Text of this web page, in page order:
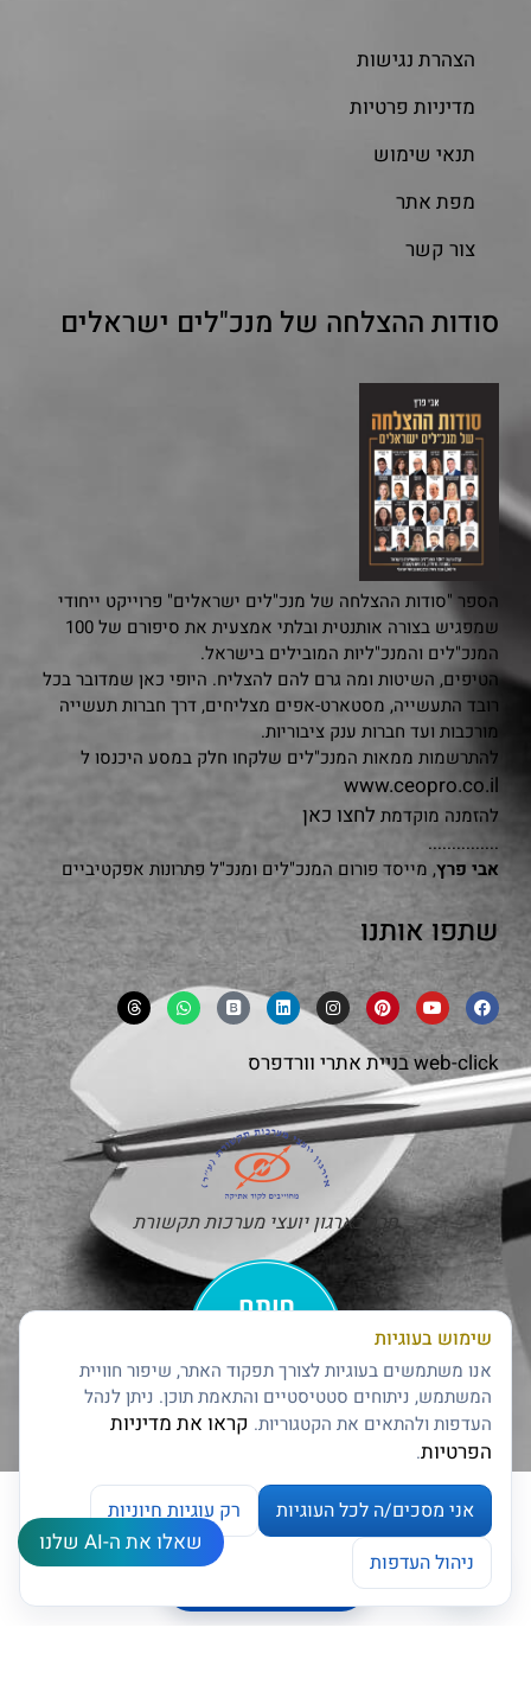
הצהרת נגישות
מדיניות פרטיות
תנאי שימוש
מפת אתר
צור קשר
סודות ההצלחה של מנכ"לים ישראלים
הספר "סודות ההצלחה של מנכ"לים ישראלים" פרוייקט ייחודי
שמפגיש בצורה אותנטית ובלתי אמצעית את סיפורם של 100
המנכ"לים והמנכ"ליות המובילים בישראל.
הטיפים, השיטות ומה גרם להם להצליח. היופי כאן שמדובר בכל
רובד התעשייה, מסטארט-אפים מצליחים, דרך חברות תעשייה
מורכבות ועד חברות ענק ציבוריות.
להתרשמות ממאות המנכ"לים שלקחו חלק במסע היכנסו ל
www.ceopro.co.il
להזמנה מוקדמת לחצו כאן
...............
אבי פרץ, מייסד פורום המנכ"לים ומנכ"ל פתרונות אפקטיביים
שתפו אותנו
web-clickבניית אתרי וורדפרס
חבר בארגון יועצי מערכות תקשורת
חותם האמינות של דן אנד ברדסטריט
שאלו את ה-AI שלנו
שימוש בעוגיות
אנו משתמשים בעוגיות לצורך תפקוד האתר, שיפור חוויית
המשתמש, ניתוחים סטטיסטיים והתאמת תוכן. ניתן לנהל
העדפות ולהתאים את הקטגוריות. קראו את מדיניות
הפרטיות.
אני מסכים/ה לכל העוגיות
רק עוגיות חיוניות
ניהול העדפות
צרו קשר
Open chaty